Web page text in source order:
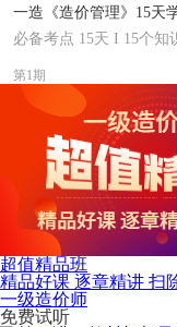
一造《造价管理》15天
必备考点 15天 I 15个知
第1期
超值精品班
精品好课 逐章精讲 扫
一级造价师
免费试听